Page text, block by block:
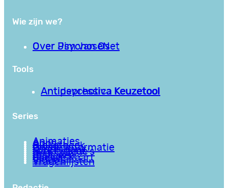
Wie zijn we?
Over PsychoseNet
Over Jim van Os
Tools
Antipsychotica Keuzetool
Antidepressiva Keuzetool
Series
Animaties
Apps
Bibliotheek
Goede informatie
Kennisbank
Mini college’s
Podcasts
Reviews
Sociale Kaart
Video’s
Vragenlijsten